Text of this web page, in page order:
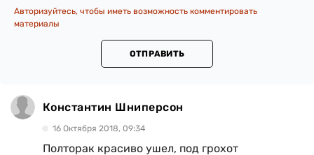
Авторизуйтесь, чтобы иметь возможность комментировать
материалы
ОТПРАВИТЬ
Константин Шниперсон
16 Октября 2018, 09:34
Полторак красиво ушел, под грохот